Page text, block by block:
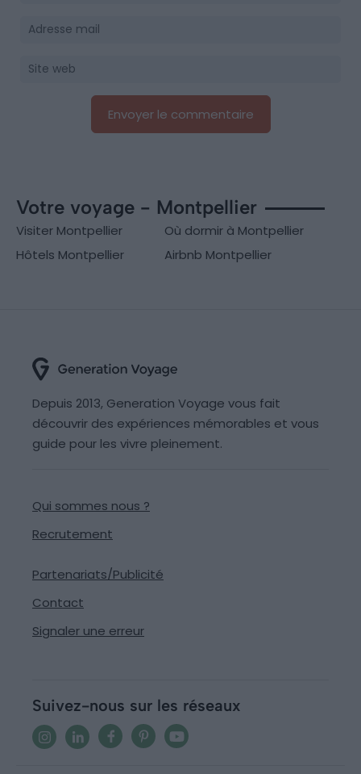
Votre voyage - Montpellier
Visiter Montpellier
Où dormir à Montpellier
Hôtels Montpellier
Airbnb Montpellier
Depuis 2013, Generation Voyage vous fait
découvrir des expériences mémorables et vous
guide pour les vivre pleinement.
Qui sommes nous ?
Recrutement
Partenariats/Publicité
Contact
Signaler une erreur
Suivez-nous sur les réseaux